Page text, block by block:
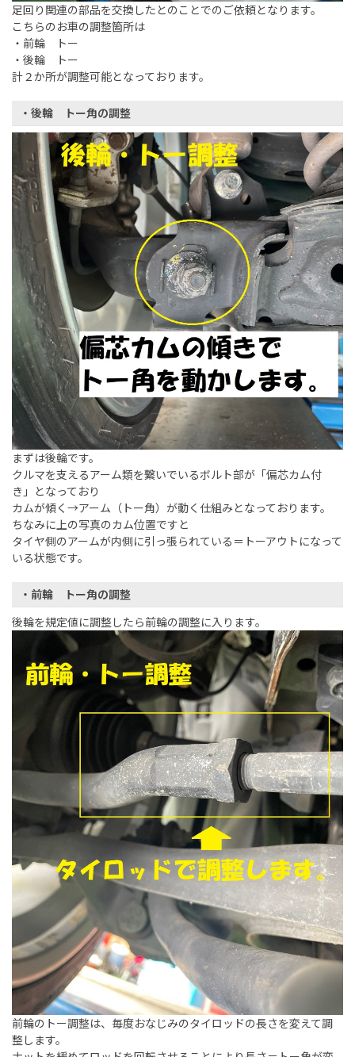
足回り関連の部品を交換したとのことでのご依頼となります。
こちらのお車の調整箇所は
・前輪 トー
・後輪 トー
計２か所が調整可能となっております。
・後輪 トー角の調整
まずは後輪です。
クルマを支えるアーム類を繋いでいるボルト部が「偏芯カム付
き」となっており
カムが傾く→アーム（トー角）が動く仕組みとなっております。
ちなみに上の写真のカム位置ですと
タイヤ側のアームが内側に引っ張られている＝トーアウトになって
いる状態です。
・前輪 トー角の調整
後輪を規定値に調整したら前輪の調整に入ります。
前輪のトー調整は、毎度おなじみのタイロッドの長さを変えて調
整します。